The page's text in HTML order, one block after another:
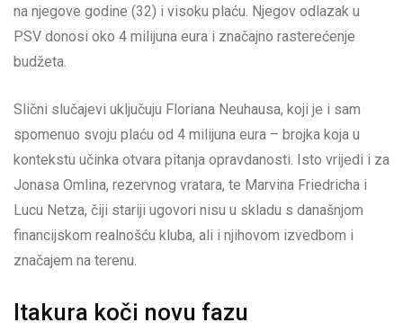
na njegove godine (32) i visoku plaću. Njegov odlazak u
PSV donosi oko 4 milijuna eura i značajno rasterećenje
budžeta.
Slični slučajevi uključuju Floriana Neuhausa, koji je i sam
spomenuo svoju plaću od 4 milijuna eura – brojka koja u
kontekstu učinka otvara pitanja opravdanosti. Isto vrijedi i za
Jonasa Omlina, rezervnog vratara, te Marvina Friedricha i
Lucu Netza, čiji stariji ugovori nisu u skladu s današnjom
financijskom realnošću kluba, ali i njihovom izvedbom i
značajem na terenu.
Itakura koči novu fazu